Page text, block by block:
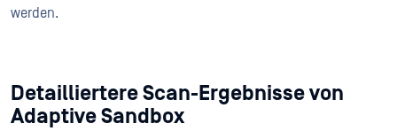
werden.
Detailliertere Scan-Ergebnisse von
Adaptive Sandbox